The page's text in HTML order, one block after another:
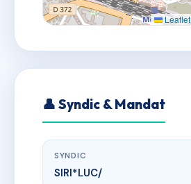
Leaflet
👤 Syndic & Mandat
SYNDIC
SIRI*LUC/